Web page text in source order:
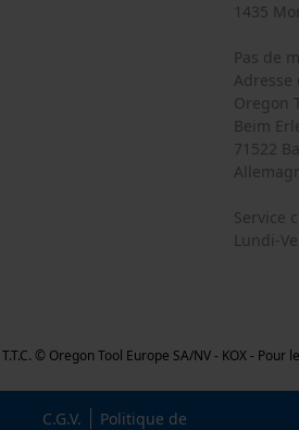
1435
Pas de
Adresse
Oregon
Beim
71522
Service
Lundi-
© Oregon Tool Europe SA/NV - KOX -
C.G.V. Politique de
Google Global Site Tag
Microsoft Advertising